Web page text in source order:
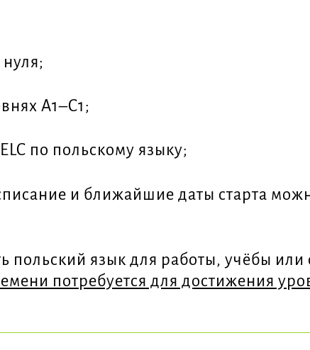
A1–C1;
по польскому языку;
и ближайшие даты старта
польский язык для работы, учёбы
потребуется для достижения